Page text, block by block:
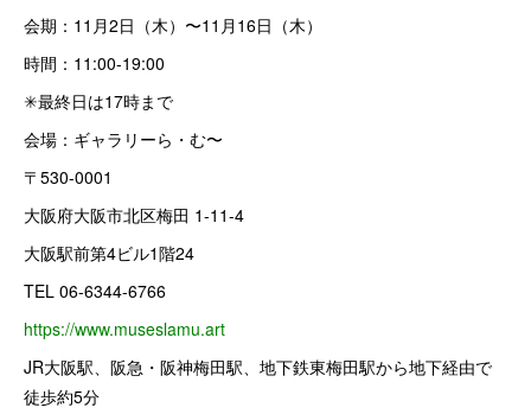
会期：11月2日（木）〜11月16日（木）
時間：11:00-19:00
✳最終日は17時まで
会場：ギャラリーら・む〜
〒530-0001
大阪府大阪市北区梅田 1-11-4
大阪駅前第4ビル1階24
TEL 06-6344-6766
https://www.museslamu.art
JR大阪駅、阪急・阪神梅田駅、地下鉄東梅田駅から地下経由で
徒歩約5分